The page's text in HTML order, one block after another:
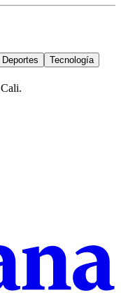
Deportes
Tecnología
Cali.